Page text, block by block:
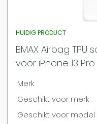
HUIDIG PRODUCT
BMAX Airbag
voor iPhone 13
Merk
Geschikt voor merk
Geschikt voor model